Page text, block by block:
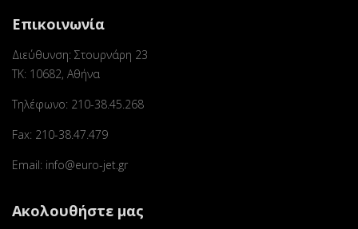
Επικοινωνία
Διεύθυνση: Στουρνάρη 23
ΤΚ: 10682, Αθήνα
Τηλέφωνο: 210-38.45.268
Fax: 210-38.47.479
Email: info@euro-jet.gr
Ακολουθήστε μας